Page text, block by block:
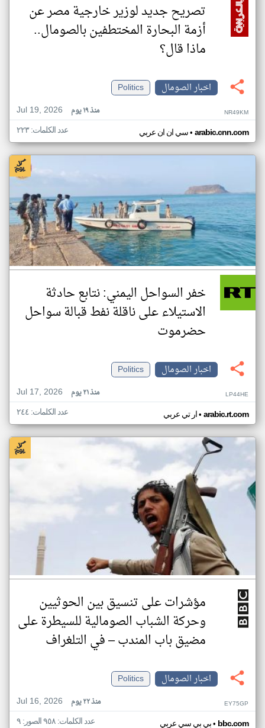
تصريح جديد لوزير خارجية مصر عن
أزمة البحارة المختطفين بالصومال..
ماذا قال؟
اخبار الصومال
Politics
Jul 19, 2026
منذ ١٩ يوم NR49KM
سي ان ان عربي• arabic.cnn.com عدد الكلمات: ٢٢٣
خفر السواحل اليمني: نتابع حادثة
الاستيلاء على ناقلة نفط قبالة سواحل
حضرموت
اخبار الصومال
Politics
Jul 17, 2026
منذ ٢١ يوم LP44HE
ار تي عربي• arabic.rt.com عدد الكلمات: ٢٤٤
مؤشرات على تنسيق بين الحوثيين
وحركة الشباب الصومالية للسيطرة على
مضيق باب المندب – في التلغراف
اخبار الصومال
Politics
Jul 16, 2026
منذ ٢٢ يوم EY75GP
بي بي سي عربي• bbc.com عدد الكلمات: ٩٥٨ الصور: ٩